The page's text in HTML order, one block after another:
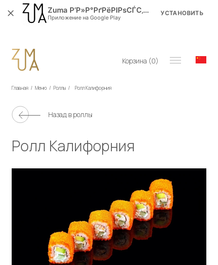
Корзина (0)
Главная / Меню / Роллы / Ролл Калифорния
Назад в роллы
Ролл Калифорния
Zuma Р’Р»Р°РґРёРІРѕСЃС‚РѕРє
Приложение на Google Play
УСТАНОВИТЬ